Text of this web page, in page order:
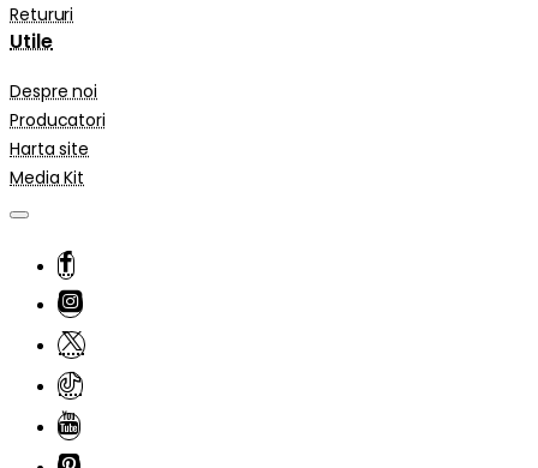
Retururi
Utile
Despre noi
Producatori
Harta site
Media Kit